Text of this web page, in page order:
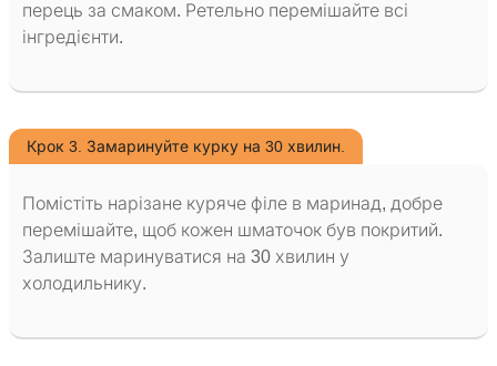
перець за смаком. Ретельно перемішайте всі
інгредієнти.
Крок 3. Замаринуйте курку на 30 хвилин.
Помістіть нарізане куряче філе в маринад, добре
перемішайте, щоб кожен шматочок був покритий.
Залиште маринуватися на 30 хвилин у
холодильнику.